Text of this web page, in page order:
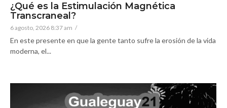
¿Qué es la Estimulación Magnética
Transcraneal?
6 agosto, 2026 8:37 am /
En este presente en que la gente tanto sufre la erosión de la vida
moderna, el...